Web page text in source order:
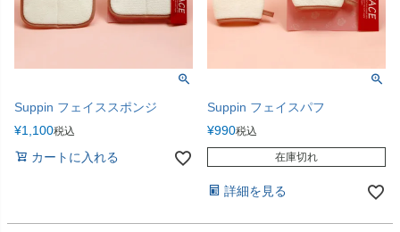
Suppin フェイススポンジ
¥1,100税込
カートに入れる
Suppin フェイスパフ
¥990税込
在庫切れ
詳細を見る